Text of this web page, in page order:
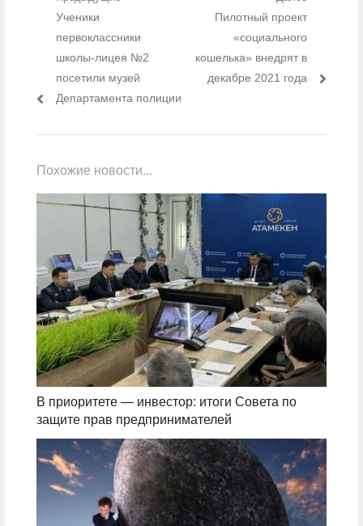
Предыдущий пост:
Ученики
первоклассники
школы-лицея №2
посетили музей
Департамента полиции
Следующий пост:
Пилотный проект
«социального
кошелька» внедрят в
декабре 2021 года
Похожие новости...
В приоритете — инвестор: итоги Совета по
защите прав предпринимателей